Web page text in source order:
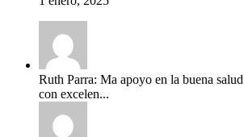
Ruth Parra: Ma apoyo en la buena
con excelen...